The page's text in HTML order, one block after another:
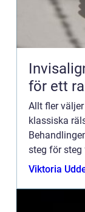
Invisalign diskret
för ett
Allt fler
klassiska
steg för steg
position.
Viktoria